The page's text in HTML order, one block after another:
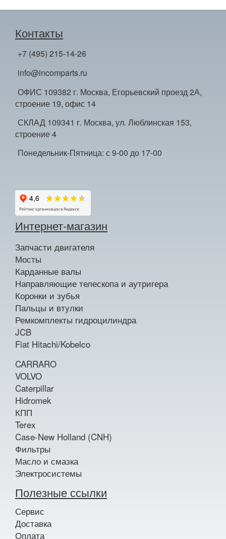
Контакты
+7 (495) 215-14-26
info@incomparts.ru
ОФИС 109382 г. Москва, Егорьевский проезд 2А,
строение 19, офис 14
СКЛАД 109341 г. Москва, ул. Люблинская 153,
строение 4
Понедельник-Пятница: с 9-00 до 17-00
Интернет-магазин
Запчасти двигателя
Мосты
Карданные валы
Направляющие телескопа и аутригера
Коронки и зубья
Пальцы и втулки
Ремкомплекты гидроцилиндра
JCB
Fiat Hitachi/Kobelco
CARRARO
VOLVO
Caterpillar
Hidromek
КПП
Terex
Case-New Holland (CNH)
Фильтры
Масло и смазка
Электросистемы
Полезные ссылки
Сервис
Доставка
Оплата